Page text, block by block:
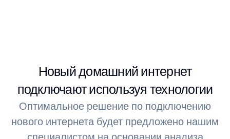
Новый домашний интернет
подключают используя технологии
Оптимальное решение по подключению
нового интернета будет предложено нашим